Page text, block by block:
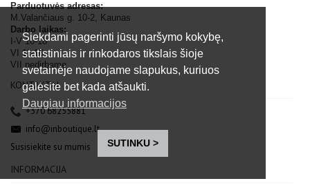
Siekdami pagerinti jūsų naršymo kokybę,
statistiniais ir rinkodaros tikslais šioje
svetainėje naudojame slapukus, kuriuos
galėsite bet kada atšaukti.
Daugiau informacijos
SUTINKU >
Parduotuvės adresas:
M.Valančiaus g. 10-2, Kaunas
Darbo laikas:
I-V 10-18
VI 11-16
VII nedirbame
KONTAKTAI
+370 68255881
info@inboutique.lt
Susisiekite su mumis
INFORMACIJA